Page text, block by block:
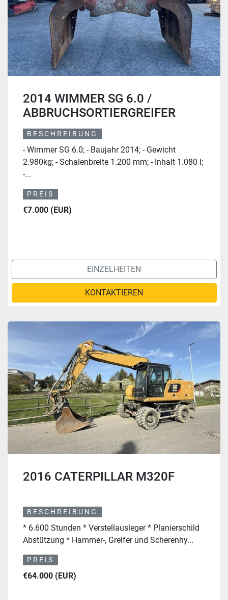
2014 WIMMER SG 6.0 /
ABBRUCHSORTIERGREIFER
BESCHREIBUNG
- Wimmer SG 6.0; - Baujahr 2014; - Gewicht
2.980kg; - Schalenbreite 1.200 mm; - Inhalt 1.080 l;
-...
PREIS
€7.000 (EUR)
EINZELHEITEN
KONTAKTIEREN
2016 CATERPILLAR M320F
BESCHREIBUNG
* 6.600 Stunden * Verstellausleger * Planierschild
Abstützung * Hammer-, Greifer und Scherenhy...
PREIS
€64.000 (EUR)